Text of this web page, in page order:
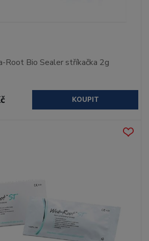
Root Bio Sealer stříkačka 2g
KOUPIT